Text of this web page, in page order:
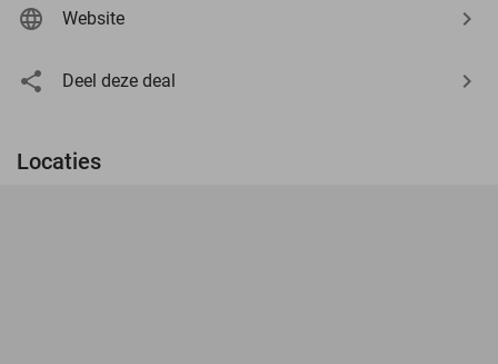
Website
Deel deze deal
Locaties